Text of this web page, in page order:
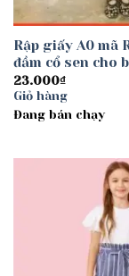
Rập giấy A0 mã
đầm cổ sen cho
23.000₫
Giỏ hàng
Đang bán chạy